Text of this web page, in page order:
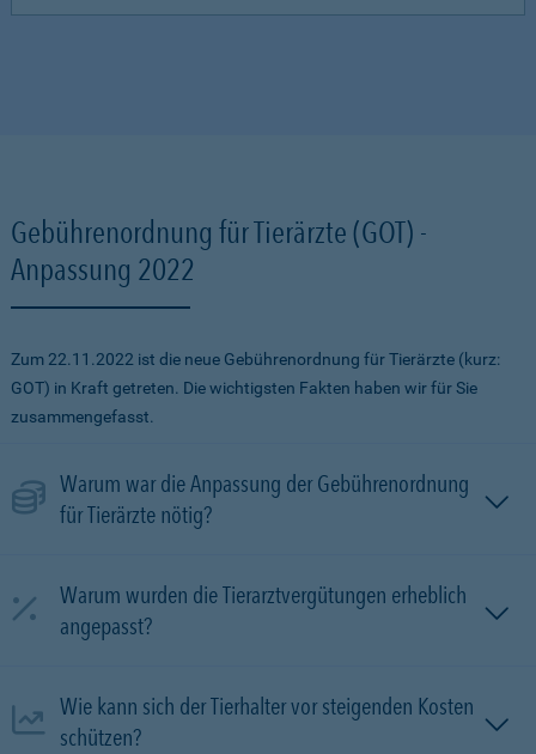
Gebührenordnung für Tierärzte (GOT) -
Anpassung 2022
Zum 22.11.2022 ist die neue Gebührenordnung für Tierärzte (kurz:
GOT) in Kraft getreten. Die wichtigsten Fakten haben wir für Sie
zusammengefasst.
Warum war die Anpassung der Gebührenordnung
für Tierärzte nötig?
Warum wurden die Tierarztvergütungen erheblich
angepasst?
Wie kann sich der Tierhalter vor steigenden Kosten
schützen?